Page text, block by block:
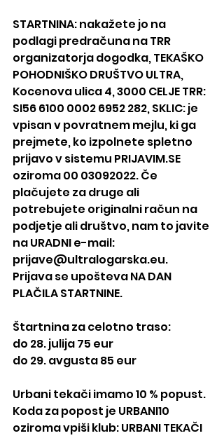
STARTNINA: nakažete jo na
podlagi predračuna na TRR
organizatorja dogodka, TEKAŠKO
POHODNIŠKO DRUŠTVO ULTRA,
Kocenova ulica 4, 3000 CELJE TRR:
SI56 6100 0002 6952 282, SKLIC: je
vpisan v povratnem mejlu, ki ga
prejmete, ko izpolnete spletno
prijavo v sistemu PRIJAVIM.SE
oziroma 00 03092022. Če
plačujete za druge ali
potrebujete originalni račun na
podjetje ali društvo, nam to javite
na URADNI e-mail:
prijave@ultralogarska.eu.
Prijava se upošteva NA DAN
PLAČILA STARTNINE.
Štartnina za celotno traso:
do 28. julija 75 eur
do 29. avgusta 85 eur
Urbani tekači imamo 10 % popust.
Koda za popost je URBANI10
oziroma vpiši klub: URBANI TEKAČI